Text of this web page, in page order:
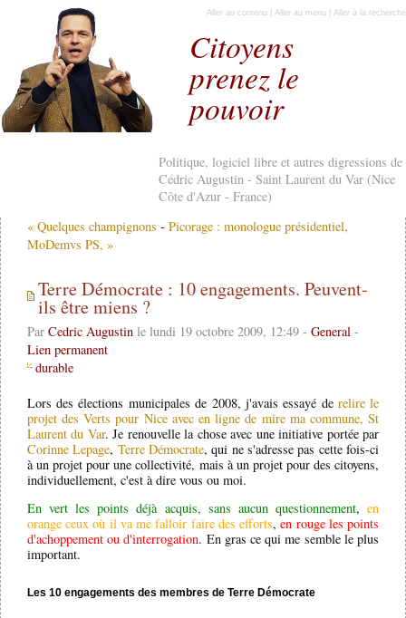
Citoyens
prenez le
pouvoir
Politique, logiciel libre et autres digressions de
Cédric Augustin - Saint Laurent du Var (Nice
Côte d'Azur - France)
Aller au contenu Aller au menu Aller à la recherche
« Quelques champignons - Picorage : monologue présidentiel,
MoDemvs PS, »
Terre Démocrate : 10 engagements. Peuvent-
ils être miens ?
Par Cedric Augustinle lundi 19 octobre 2009, 12:49 - General-
Lien permanent
durable
Lors des élections municipales de 2008, j'avais essayé de relire le
projet des Verts pour Nice avec en ligne de mire ma commune, St
Laurent du Var. Je renouvelle la chose avec une initiative portée par
Corinne Lepage, Terre Démocrate, qui ne s'adresse pas cette fois-ci
à un projet pour une collectivité, mais à un projet pour des citoyens,
individuellement, c'est à dire vous ou moi.
En vert les points déjà acquis, sans aucun questionnement,en
orange ceux où il va me falloir faire des efforts,en rouge les points
d'achoppement ou d'interrogation. En gras ce qui me semble le plus
important.
Les 10 engagements des membres de Terre Démocrate